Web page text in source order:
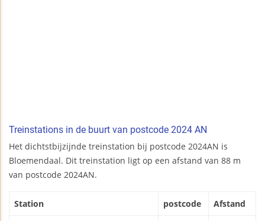
Treinstations in de buurt van postcode 2024 AN
Het dichtstbijzijnde treinstation bij postcode 2024AN is
Bloemendaal. Dit treinstation ligt op een afstand van 88 m
van postcode 2024AN.
Station postcode Afstand